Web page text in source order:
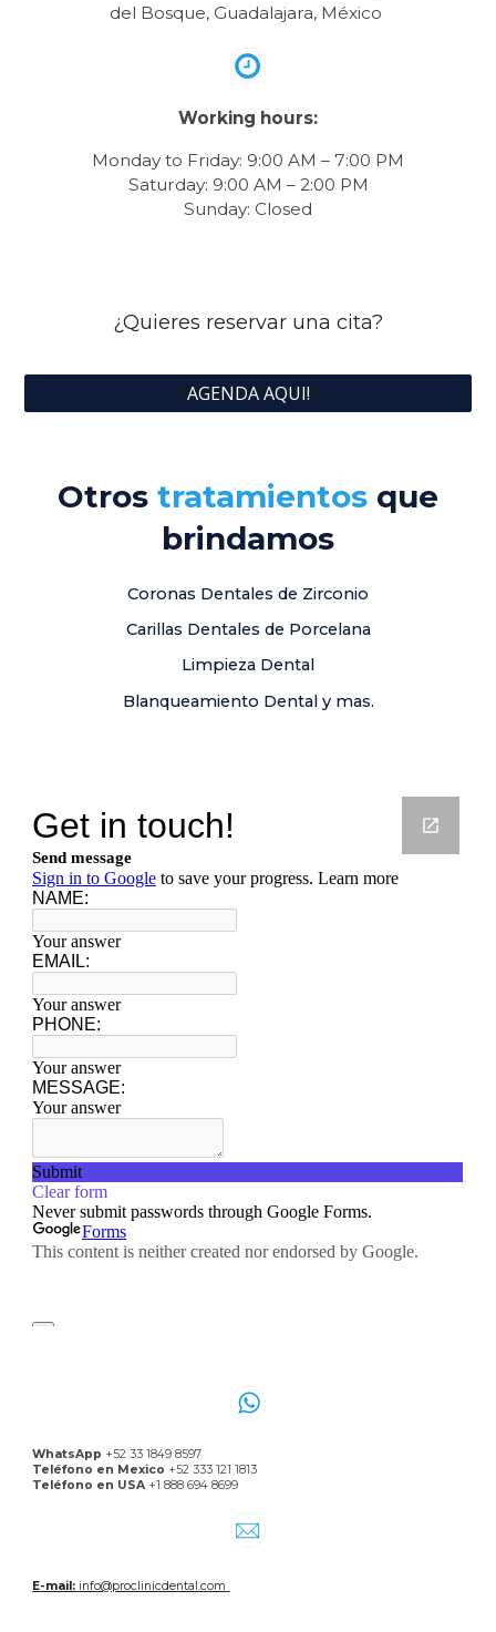
del Bosque, Guadalajara, México
Working hours:
Monday to Friday: 9:00 AM – 7:00 PM
Saturday: 9:00 AM – 2:00 PM
Sunday: Closed
¿Quieres reservar una cita?
AGENDA AQUI!
Otros tratamientos que
brindamos
Coronas Dentales de Zirconio
Carillas Dentales de Porcelana
Limpieza Dental
Blanqueamiento Dental y mas.
WhatsApp +52 33 1849 8597
Teléfono en Mexico +52 333 121 1813
Teléfono en USA +1 888 694 8699
E-mail: info@proclinicdental.com